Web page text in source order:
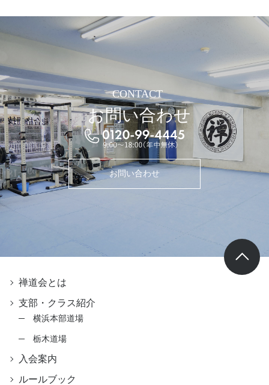
CONTACT
お問い合わせ
お問い合わせ
禅道会とは
支部・クラス紹介
横浜本部道場
栃木道場
入会案内
ルールブック